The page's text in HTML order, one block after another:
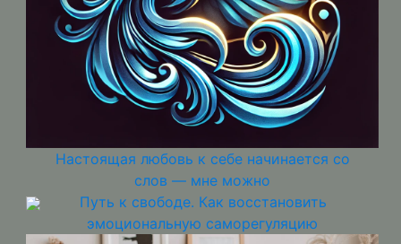
Настоящая любовь к себе начинается со
слов — мне можно
Путь к свободе. Как восстановить
эмоциональную саморегуляцию